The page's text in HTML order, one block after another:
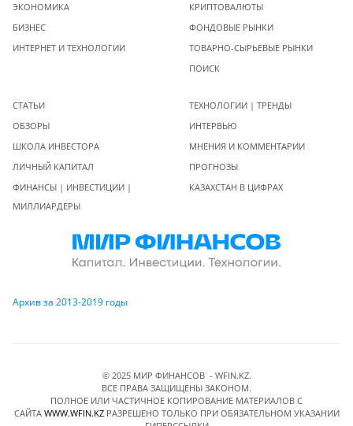
ЭКОНОМИКА
БИЗНЕС
ИНТЕРНЕТ И ТЕХНОЛОГИИ
КРИПТОВАЛЮТЫ
ФОНДОВЫЕ РЫНКИ
ТОВАРНО-СЫРЬЕВЫЕ РЫНКИ
ПОИСК
СТАТЬИ
ОБЗОРЫ
ШКОЛА ИНВЕСТОРА
ЛИЧНЫЙ КАПИТАЛ
ФИНАНСЫ | ИНВЕСТИЦИИ |
МИЛЛИАРДЕРЫ
ТЕХНОЛОГИИ | ТРЕНДЫ
ИНТЕРВЬЮ
МНЕНИЯ И КОММЕНТАРИИ
ПРОГНОЗЫ
КАЗАХСТАН В ЦИФРАХ
Архив за 2013-2019 годы
© 2025 МИР ФИНАНСОВ - WFIN.KZ.
ВСЕ ПРАВА ЗАЩИЩЕНЫ ЗАКОНОМ.
ПОЛНОЕ ИЛИ ЧАСТИЧНОЕ КОПИРОВАНИЕ МАТЕРИАЛОВ C
САЙТА WWW.WFIN.KZРАЗРЕШЕНО ТОЛЬКО ПРИ ОБЯЗАТЕЛЬНОМ УКАЗАНИИ